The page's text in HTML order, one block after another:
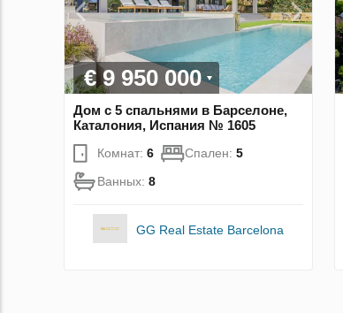
€ 9 950 000
Дом с 5 спальнями в Барселоне,
Каталония, Испания № 1605
Комнат: 6 Спален: 5
Ванных: 8
GG Real Estate Barcelona